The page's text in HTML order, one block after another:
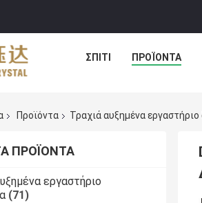
ΣΠΊΤΙ ΠΡΟΪΌΝΤΑ
Προϊόντα Τραχιά αυξημένα εργαστήριο
ΠΡΟΪΌΝΤΑ
εργαστήριο
(71)